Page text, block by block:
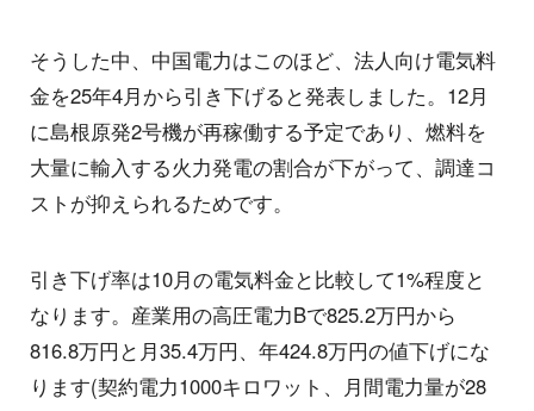
そうした中、中国電力はこのほど、法人向け電気料
金を25年4月から引き下げると発表しました。12月
に島根原発2号機が再稼働する予定であり、燃料を
大量に輸入する火力発電の割合が下がって、調達コ
ストが抑えられるためです。
引き下げ率は10月の電気料金と比較して1%程度と
なります。産業用の高圧電力Bで825.2万円から
816.8万円と月35.4万円、年424.8万円の値下げにな
ります(契約電力1000キロワット、月間電力量が28